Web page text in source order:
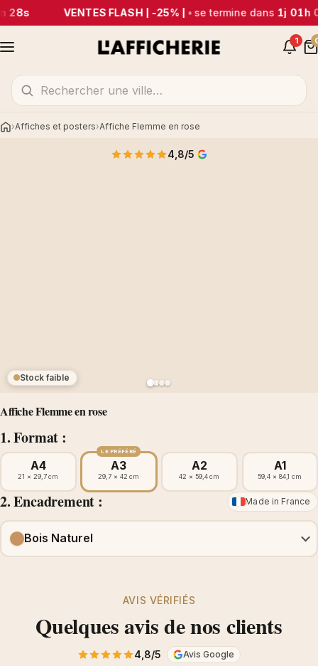
28s VENTES FLASH | -25% | •se termine dans1j 01h
1
AccueilAffiches et posters Affiche Flemme en rose
Affiche Flemme en rose
1. Format :
Stock faible
4,8/5
A4
21 × 29,7 cm
LE PRÉFÉRÉ
A3
29,7 × 42 cm
A2
42 × 59,4 cm
A1
59,4 × 84,1 cm
2. Encadrement : Made in France
Bois Naturel
AVIS VÉRIFIÉS
Quelques avis de nos clients
4,8/5 Avis Google